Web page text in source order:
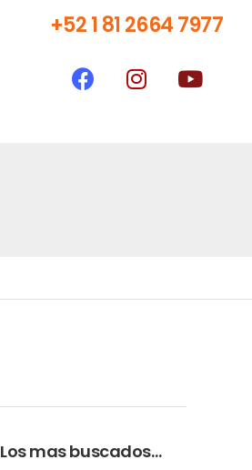
+52 1 81 2664 7977
Los mas buscados…